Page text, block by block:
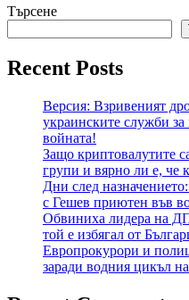
Търсене
Recent Posts
Версия: Взривеният
украинските служби
войната!
Защо криптовалутите
групи и вярно ли е, че
Дни след
с Гешев приютен във
Обвиниха лидера на
той е избягал от
Европрокурори и
заради водния цикъл